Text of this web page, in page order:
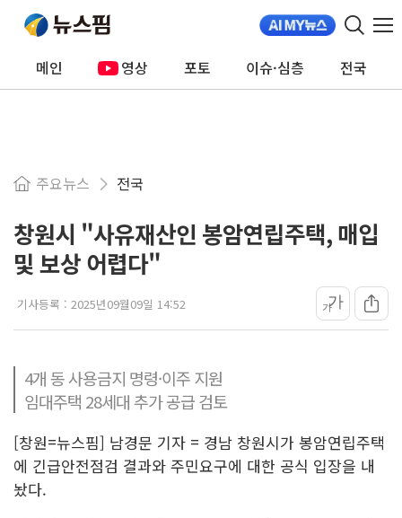
메인 영상 포토 이슈·심층 전국
주요뉴스 전국
창원시 "사유재산인 봉암연립주택, 매입
및 보상 어렵다"
기사등록 : 2025년09월09일 14:52 가가
4개 동 사용금지 명령·이주 지원
임대주택 28세대 추가 공급 검토
[창원=뉴스핌] 남경문 기자 = 경남 창원시가 봉암연립주택
에 긴급안전점검 결과와 주민요구에 대한 공식 입장을 내
놨다.